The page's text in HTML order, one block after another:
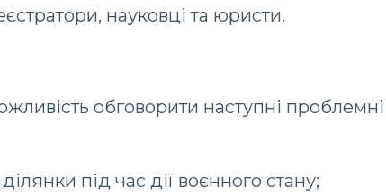
науковці та юристи.
обговорити наступні проблемні
під час дії воєнного стану;